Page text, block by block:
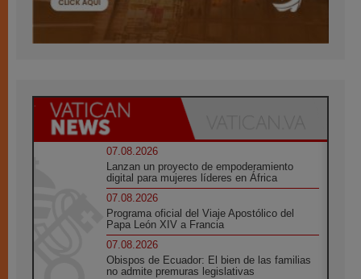
07.08.2026
Lanzan un proyecto de empoderamiento
digital para mujeres líderes en África
07.08.2026
Programa oficial del Viaje Apostólico del
Papa León XIV a Francia
07.08.2026
Obispos de Ecuador: El bien de las familias
no admite premuras legislativas